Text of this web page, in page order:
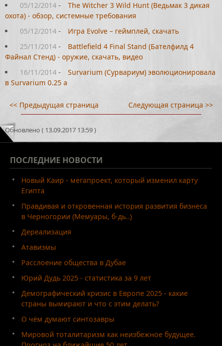
05/12/2014 -
The Witcher 3 Wild Hunt (Ведьмак 3 дикая
охота) - обзор, системные требования
05/12/2014 -
Игра Evolve – геймплей, скачать
25/11/2014 -
Battlefield 4 Final Stand (Бателфилд 4
Файнал Стенд) - оружие, скачать, видео
16/11/2014 -
Survarium (Сурвариум) эволюционировала
в Survarium 0.25 а
<< Предыдущая страница Следующая страница >>
Обновлено ( 13.09.2017 13:59 )
ПОСЛЕДНИЕ НОВОСТИ
Новый Каир - мегапроект, который изменил карту
Египта
Правдивая и откровенная история развития бизнеса
в Черногории (Мемуары, б-дь..)
Дереализация
Атавизмы
Расслоение общества в Дубае
Юрий Дудь 2025 - статистика за 9 лет
Демографический кризис в Европе 2025 - какие
страны вымирают и что с этим делать?
О чём думают синтозавры
Мировой тоталитаризм как неизбежное будущее.